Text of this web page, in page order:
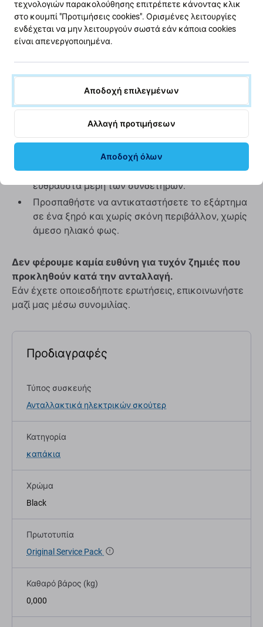
και είναι 100% πανομοιότυπο με αυτό που υπάρχει
στη συσκευή από το εργοστάσιο.
Η αντικατάσταση εξαρτημάτων πρέπει να
πραγματοποιείται από εξειδικευμένο άτομο.
Για την αντικατάσταση απαιτούνται ειδικά
Ελέγξτε τη λειτουργικότητα του εξαρτήματος
πριν από την αντικατάσταση.
Κατά την αντικατάσταση, δώστε προσοχή στα
εύθραυστα μέρη των συνδετήρων.
Προσπαθήστε να αντικαταστήσετε το εξάρτημα
σε ένα ξηρό και χωρίς σκόνη περιβάλλον, χωρίς
άμεσο ηλιακό φως.
Δεν φέρουμε καμία ευθύνη για τυχόν ζημιές που
προκληθούν κατά την ανταλλαγή.
Εάν έχετε οποιεσδήποτε ερωτήσεις, επικοινωνήστε
μαζί μας μέσω συνομιλίας.
Προδιαγραφές
Τύπος συσκευής
Ανταλλακτικά ηλεκτρικών σκούτερ
Κατηγορία
καπάκια
Χρώμα
Black
Πρωτοτυπία
Original Service Pack
Καθαρό βάρος (kg)
0,000
τεχνολογιών παρακολούθησης επιτρέπετε κάνοντας κλικ
στο κουμπί "Προτιμήσεις cookies". Ορισμένες λειτουργίες
ενδέχεται να μην λειτουργούν σωστά εάν κάποια cookies
είναι απενεργοποιημένα.
Αποδοχή επιλεγμένων
Αλλαγή προτιμήσεων
Αποδοχή όλων